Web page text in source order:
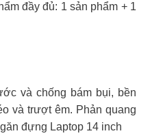
đầy đủ: 1 sản phẩm + 1
và chống bám bụi, bền
và trượt êm. Phản quang
đựng Laptop 14 inch